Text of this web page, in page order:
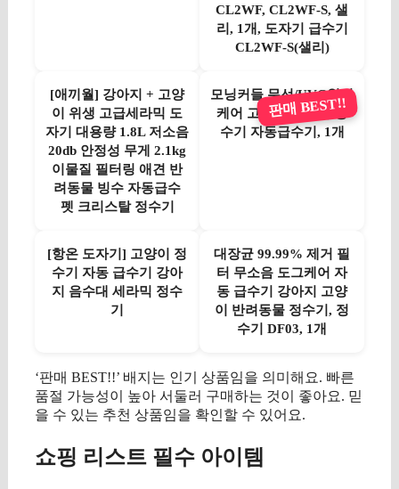
CL2WF, CL2WF-S, 샐
리, 1개, 도자기 급수기
CL2WF-S(샐리)
[애끼월] 강아지 + 고양
이 위생 고급세라믹 도
자기 대용량 1.8L 저소음
20db 안정성 무게 2.1kg
이물질 필터링 애견 반
려동물 빙수 자동급수
펫 크리스탈 정수기
모닝커들 무선/UVC워터
케어 고양이 강아지 정
수기 자동급수기, 1개
판매 BEST!!
[항온 도자기] 고양이 정
수기 자동 급수기 강아
지 음수대 세라믹 정수
기
대장균 99.99% 제거 필
터 무소음 도그케어 자
동 급수기 강아지 고양
이 반려동물 정수기, 정
수기 DF03, 1개
‘판매 BEST!!’ 배지는 인기 상품임을 의미해요. 빠른
품절 가능성이 높아 서둘러 구매하는 것이 좋아요. 믿
을 수 있는 추천 상품임을 확인할 수 있어요.
쇼핑 리스트 필수 아이템